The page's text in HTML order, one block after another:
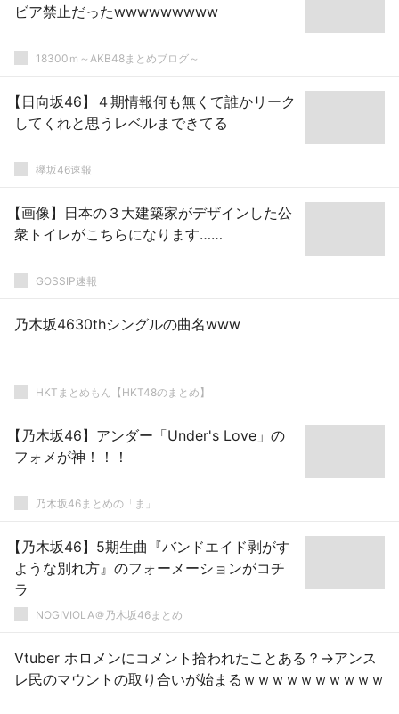
ビア禁止だったwwwwwwwww
18300ｍ～AKB48まとめブログ～
【日向坂46】４期情報何も無くて誰かリーク
してくれと思うレベルまできてる
欅坂46速報
【画像】日本の３大建築家がデザインした公
衆トイレがこちらになります……
GOSSIP速報
乃木坂4630thシングルの曲名www
HKTまとめもん【HKT48のまとめ】
【乃木坂46】アンダー「Under's Love」の
フォメが神！！！
乃木坂46まとめの「ま」
【乃木坂46】5期生曲『バンドエイド剥がす
ような別れ方』のフォーメーションがコチ
ラ
NOGIVIOLA＠乃木坂46まとめ
Vtuber ホロメンにコメント拾われたことある？→アンス
レ民のマウントの取り合いが始まるｗｗｗｗｗｗｗｗｗｗ